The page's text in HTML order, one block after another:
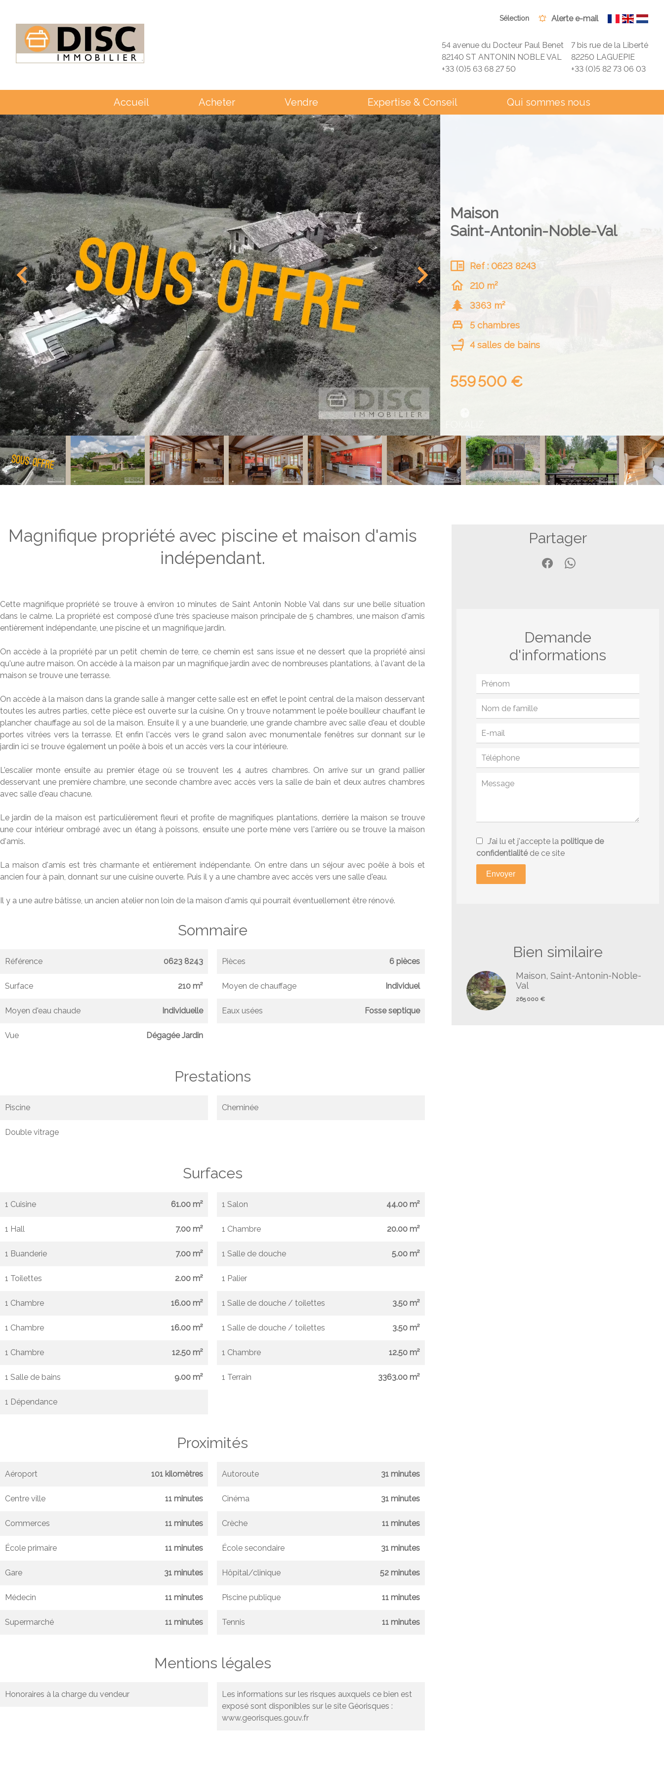
Accueil Acheter Vendre Expertise & Conseil Qui sommes nous
Sélection Alerte e-mail
54 avenue du Docteur Paul Benet
82140 ST ANTONIN NOBLE VAL
+33 (0)5 63 68 27 50
7 bis rue de la Liberté
82250 LAGUEPIE
+33 (0)5 82 73 06 03
Maison
Saint-Antonin-Noble-Val
Ref : 0623 8243
210 m²
3363 m²
5 chambres
4 salles de bains
559 500 €
Magnifique propriété avec piscine et maison d'amis
indépendant.
Cette magnifique propriété se trouve à environ 10 minutes de Saint Antonin Noble Val dans sur une belle situation
dans le calme. La propriété est composé d'une très spacieuse maison principale de 5 chambres, une maison d'amis
entièrement indépendante, une piscine et un magnifique jardin.
On accède à la propriété par un petit chemin de terre, ce chemin est sans issue et ne dessert que la propriété ainsi
qu'une autre maison. On accède à la maison par un magnifique jardin avec de nombreuses plantations, à l'avant de la
maison se trouve une terrasse.
On accède à la maison dans la grande salle à manger cette salle est en effet le point central de la maison desservant
toutes les autres parties, cette pièce est ouverte sur la cuisine. On y trouve notamment le poêle bouilleur chauffant le
plancher chauffage au sol de la maison. Ensuite il y a une buanderie, une grande chambre avec salle d'eau et double
portes vitrées vers la terrasse. Et enfin l'accès vers le grand salon avec monumentale fenêtres sur donnant sur le
jardin ici se trouve également un poêle à bois et un accès vers la cour intérieure.
L'escalier monte ensuite au premier étage où se trouvent les 4 autres chambres. On arrive sur un grand pallier
desservant une première chambre, une seconde chambre avec accès vers la salle de bain et deux autres chambres
avec salle d'eau chacune.
Le jardin de la maison est particulièrement fleuri et profite de magnifiques plantations, derrière la maison se trouve
une cour intérieur ombragé avec un étang à poissons, ensuite une porte mène vers l'arrière ou se trouve la maison
d'amis.
La maison d'amis est très charmante et entièrement indépendante. On entre dans un séjour avec poêle à bois et
ancien four à pain, donnant sur une cuisine ouverte. Puis il y a une chambre avec accès vers une salle d'eau.
Il y a une autre bâtisse, un ancien atelier non loin de la maison d'amis qui pourrait éventuellement être rénové.
Sommaire
Référence 0623 8243 Pièces 6 pièces
Surface 210 m² Moyen de chauffage Individuel
Moyen d'eau chaude Individuelle Eaux usées Fosse septique
Vue Dégagée Jardin
Prestations
Piscine Cheminée
Double vitrage
Surfaces
1 Cuisine 61.00 m² 1 Salon 44.00 m²
1 Hall 7.00 m² 1 Chambre 20.00 m²
1 Buanderie 7.00 m² 1 Salle de douche 5.00 m²
1 Toilettes 2.00 m² 1 Palier
1 Chambre 16.00 m² 1 Salle de douche / toilettes 3.50 m²
1 Chambre 16.00 m² 1 Salle de douche / toilettes 3.50 m²
1 Chambre 12.50 m² 1 Chambre 12.50 m²
1 Salle de bains 9.00 m² 1 Terrain 3363.00 m²
1 Dépendance
Proximités
Aéroport 101 kilomètres Autoroute 31 minutes
Centre ville 11 minutes Cinéma 31 minutes
Commerces 11 minutes Crèche 11 minutes
École primaire 11 minutes École secondaire 31 minutes
Gare 31 minutes Hôpital/clinique 52 minutes
Médecin 11 minutes Piscine publique 11 minutes
Supermarché 11 minutes Tennis 11 minutes
Mentions légales
Honoraires à la charge du vendeur
Les informations sur les risques auxquels ce bien est
exposé sont disponibles sur le site Géorisques :
www.georisques.gouv.fr
Partager
Demande
d'informations
J’ai lu et j'accepte la politique de
confidentialitéde ce site
Envoyer
Bien similaire
Maison, Saint-Antonin-Noble-
Val
265 000 €